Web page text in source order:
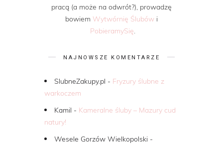
pracą (a może na odwrót?), prowadzę
bowiem Wytwórnię Ślubów i
PobieramySię
NAJNOWSZE KOMENTARZE
SlubneZakupy.pl - Fryzury ślubne z
warkoczem
Kamil - Kameralne śluby – Mazury cud
natury!
Wesele Gorzów Wielkopolski -